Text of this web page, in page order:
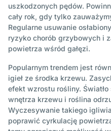
uszkodzonych pędów.
cały rok, gdy tylko
Regularne usuwanie
ryzyko chorób grzybowych i
powietrza wśród gałęzi.
Popularnym trendem jest
igieł ze środka krzewu.
efekt wzrostu rośliny. Światło
wnętrza krzewu i roślina
Wyczesywanie takiego
poprawić cyrkulację